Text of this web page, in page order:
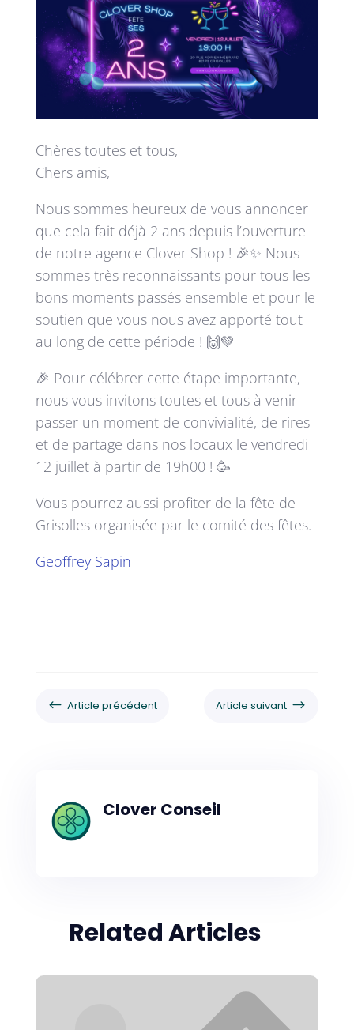
Chères toutes et tous,
Chers amis,
Nous sommes heureux de vous annoncer
que cela fait déjà 2 ans depuis l’ouverture
de notre agence Clover Shop ! 🎉✨ Nous
sommes très reconnaissants pour tous les
bons moments passés ensemble et pour le
soutien que vous nous avez apporté tout
au long de cette période ! 🙌💚
🎉 Pour célébrer cette étape importante,
nous vous invitons toutes et tous à venir
passer un moment de convivialité, de rires
et de partage dans nos locaux le vendredi
12 juillet à partir de 19h00 ! 🥳
Vous pourrez aussi profiter de la fête de
Grisolles organisée par le comité des fêtes.
Geoffrey Sapin
# Article précédent Article suivant $
Clover Conseil
Related Articles